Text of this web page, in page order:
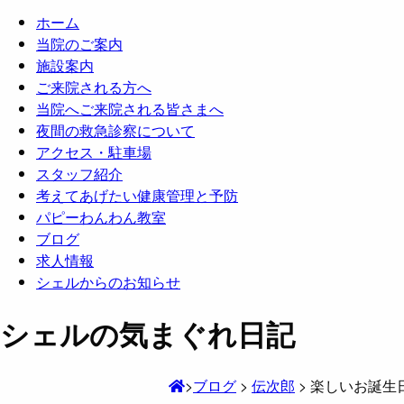
ホーム
当院のご案内
施設案内
ご来院される方へ
当院へご来院される皆さまへ
夜間の救急診察について
アクセス・駐車場
スタッフ紹介
考えてあげたい健康管理と予防
パピーわんわん教室
ブログ
求人情報
シェルからのお知らせ
シェルの気まぐれ日記
>ブログ > 伝次郎 > 楽しいお誕生